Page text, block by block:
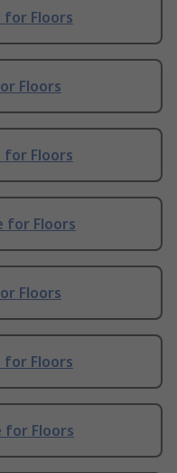
for Floors
Floors
for Floors
for Floors
Floors
for Floors
for Floors